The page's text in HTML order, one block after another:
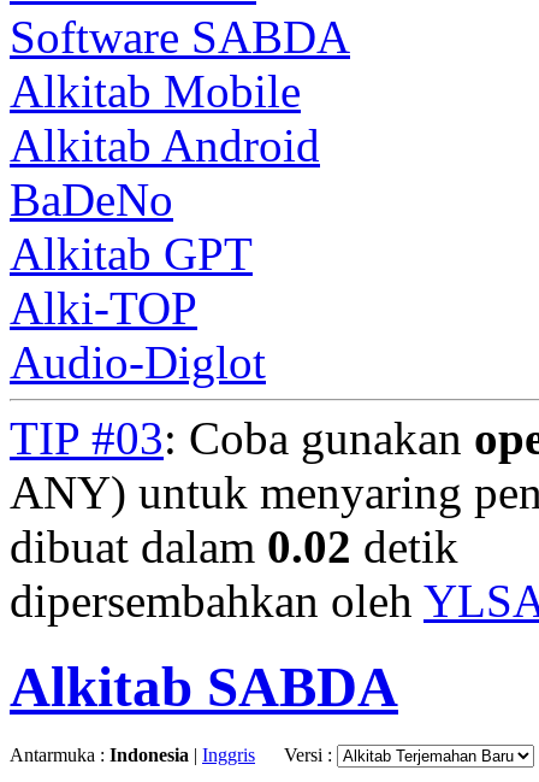
Software SABDA
Alkitab Mobile
Alkitab Android
BaDeNo
Alkitab GPT
Alki-TOP
Audio-Diglot
TIP #03: Coba gunakan
ANY) untuk menyaring
dibuat dalam 0.02 detik
dipersembahkan oleh
Alkitab SABDA
Antarmuka : Indonesia | Inggris Versi :